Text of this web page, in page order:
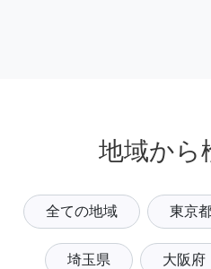
地域から
全ての地域 東京
埼玉県 大阪府